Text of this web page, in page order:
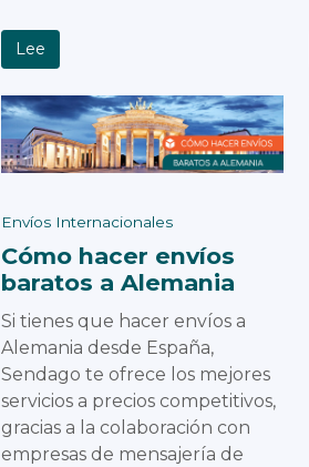
Lee
Envíos Internacionales
Cómo hacer envíos
baratos a Alemania
Si tienes que hacer envíos a
Alemania desde España,
Sendago te ofrece los mejores
servicios a precios competitivos,
gracias a la colaboración con
empresas de mensajería de